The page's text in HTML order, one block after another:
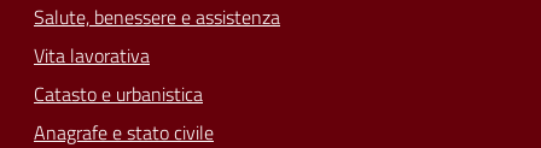
Salute, benessere e assistenza
Vita lavorativa
Catasto e urbanistica
Anagrafe e stato civile